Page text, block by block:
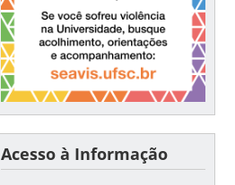
Acesso à Informação